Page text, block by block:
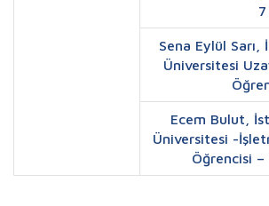
7
Sena Eylül
Üniversitesi
Ecem Bulut,
Üniversitesi -
Öğrencisi –